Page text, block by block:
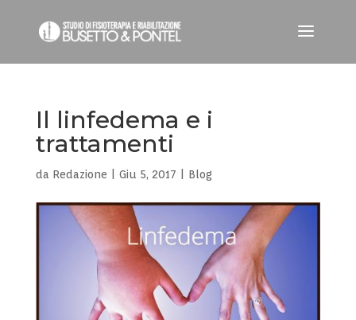
Il linfedema e i
trattamenti
da Redazione Giu 5, 2017 Blog